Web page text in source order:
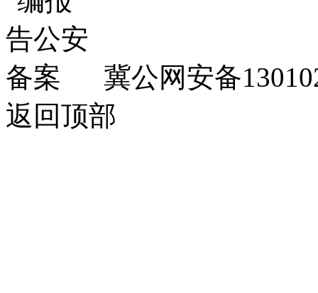
冀公网安备
返回顶部